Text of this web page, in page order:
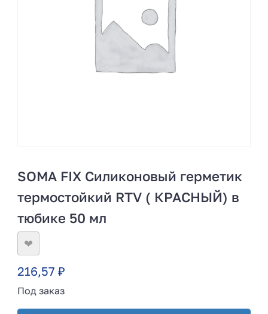
SOMA FIX Силиконовый герметик
термостойкий RTV ( КРАСНЫЙ) в
тюбике 50 мл
❤
216,57 ₽
Под заказ